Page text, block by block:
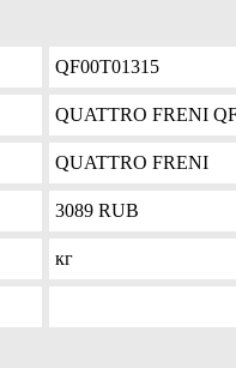
QF00T01315
QUATTRO FRENI
QUATTRO FRENI
3089 RUB
кг